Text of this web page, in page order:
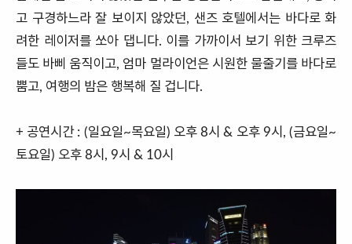
고 구경하느라 잘 보이지 않았던, 샌즈 호텔에서는 바다로 화
려한 레이저를 쏘아 댑니다. 이를 가까이서 보기 위한 크루즈
들도 바삐 움직이고, 엄마 멀라이언은 시원한 물줄기를 바다로
뿜고, 여행의 밤은 행복해 질 겁니다.
+ 공연시간 : (일요일~목요일) 오후 8시 & 오후 9시, (금요일~
토요일) 오후 8시, 9시 & 10시